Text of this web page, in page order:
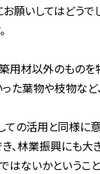
願いしてはどう
材以外のものを
った葉物や枝物な
の活用と同様に
林業振興にも大
はないかという